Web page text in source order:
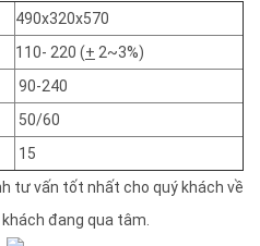
490x320x570
110- 220 (+ 2~3%)
90-240
50/60
15
tư vấn tốt nhất cho quý khách về
đang qua tâm.